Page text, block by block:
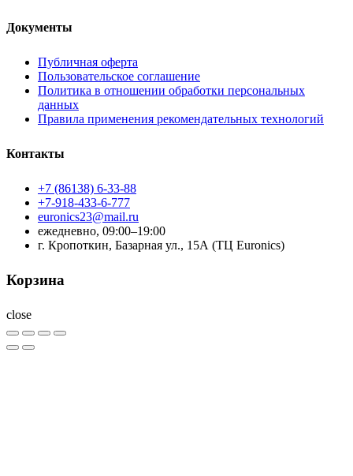
Документы
Публичная оферта
Пользовательское соглашение
Политика в отношении обработки персональных
данных
Правила применения рекомендательных технологий
Контакты
+7 (86138) 6-33-88
+7-918-433-6-777
euronics23@mail.ru
ежедневно, 09:00–19:00
г. Кропоткин, Базарная ул., 15А (ТЦ Euronics)
Корзина
close